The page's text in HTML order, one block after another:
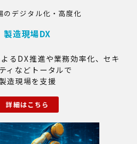
のデジタル化・高度化
製造現場DX
よるDX推進や業務効率化、セキ
ィなどトータルで
造現場を支援
詳細はこちら